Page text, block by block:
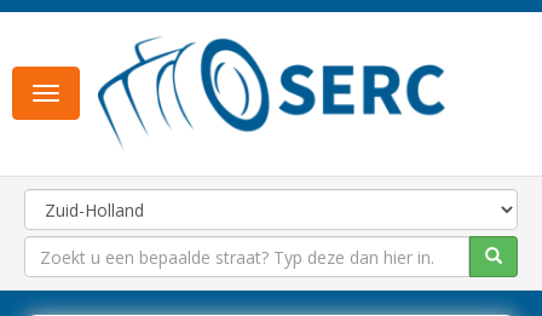
Toggle
navigation